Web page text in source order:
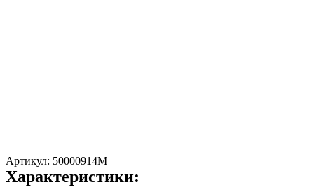
Артикул: 50000914M
Характеристики: